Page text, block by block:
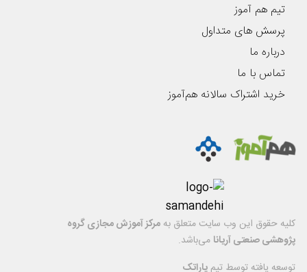
تیم هم آموز
پرسش های متداول
درباره ما
تماس با ما
خرید اشتراک سالانه هم‌آموز
کليه حقوق اين وب سایت متعلق به مرکز آموزش مجازی گروه
پژوهشی صنعتی آریانا می‌باشد.
توسعه یافته توسط تیم پاراتک